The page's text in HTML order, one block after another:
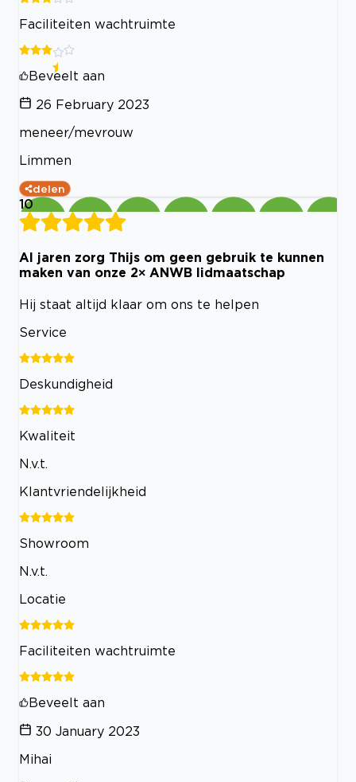
Faciliteiten wachtruimte
Beveelt aan
26 February 2023
meneer/mevrouw
Limmen
delen
10
Al jaren zorg Thijs om geen gebruik te kunnen
maken van onze 2× ANWB lidmaatschap
Hij staat altijd klaar om ons te helpen
Service
Deskundigheid
Kwaliteit
N.v.t.
Klantvriendelijkheid
Showroom
N.v.t.
Locatie
Faciliteiten wachtruimte
Beveelt aan
30 January 2023
Mihai